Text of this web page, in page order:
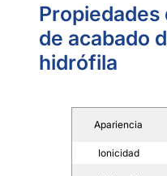
Propiedades
de acabado
hidrófila
Apariencia
Ionicidad